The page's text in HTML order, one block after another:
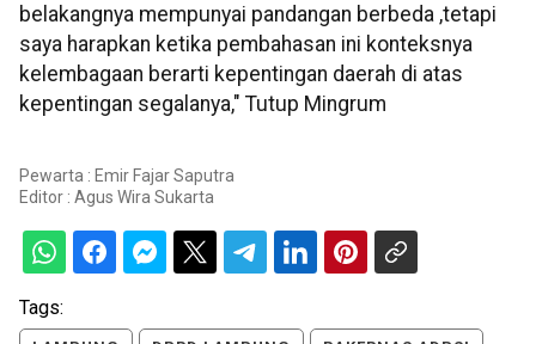
belakangnya mempunyai pandangan berbeda ,tetapi
saya harapkan ketika pembahasan ini konteksnya
kelembagaan berarti kepentingan daerah di atas
kepentingan segalanya," Tutup Mingrum
Pewarta : Emir Fajar Saputra
Editor : Agus Wira Sukarta
Tags: